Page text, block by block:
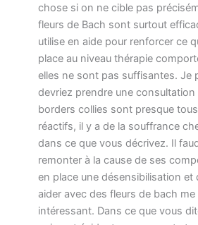
chose si on ne cible pas
fleurs de Bach sont surtout
utilise en aide pour renforcer ce
place au niveau thérapie
elles ne sont pas suffisantes. Je
devriez prendre une consultation
borders collies sont presque
réactifs, il y a de la souffrance
dans ce que vous décrivez. Il
remonter à la cause de ses
en place une désensibilisation et
aider avec des fleurs de bach
intéressant. Dans ce que vous